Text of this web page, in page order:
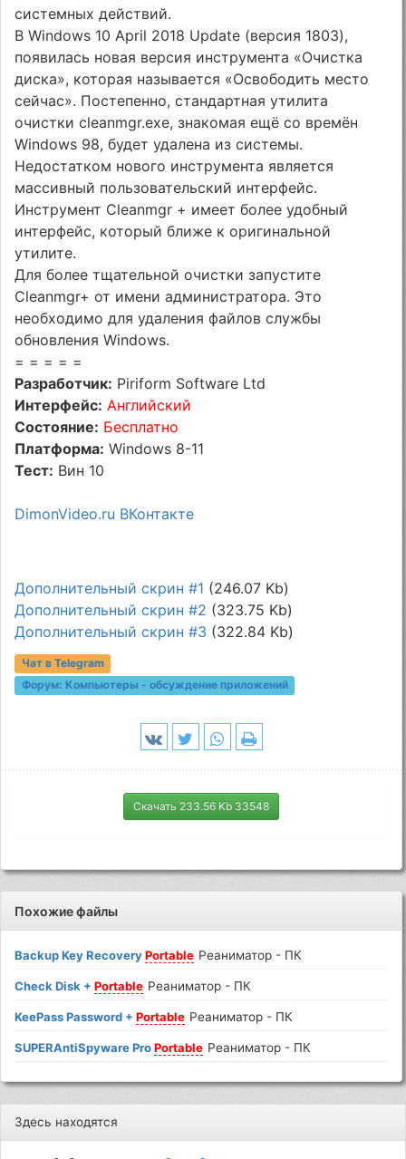
системных действий.
В Windows 10 April 2018 Update (версия 1803),
появилась новая версия инструмента «Очистка
диска», которая называется «Освободить место
сейчас». Постепенно, стандартная утилита
очистки cleanmgr.exe, знакомая ещё со времён
Windows 98, будет удалена из системы.
Недостатком нового инструмента является
массивный пользовательский интерфейс.
Инструмент Cleanmgr + имеет более удобный
интерфейс, который ближе к оригинальной
утилите.
Для более тщательной очистки запустите
Cleanmgr+ от имени администратора. Это
необходимо для удаления файлов службы
обновления Windows.
= = = = =
Разработчик: Piriform Software Ltd
Интерфейс: Английский
Состояние: Бесплатно
Платформа: Windows 8-11
Тест: Вин 10
DimonVideo.ru ВКонтакте
Дополнительный скрин #1 (246.07 Kb)
Дополнительный скрин #2 (323.75 Kb)
Дополнительный скрин #3 (322.84 Kb)
Чат в Telegram
Форум: Компьютеры - обсуждение приложений
Скачать 233.56 Kb 33548
Похожие файлы
Backup Key RecoveryPortable Реаниматор - ПК
Check Disk +Portable Реаниматор - ПК
KeePass Password +Portable Реаниматор - ПК
SUPERAntiSpyware ProPortable Реаниматор - ПК
Здесь находятся